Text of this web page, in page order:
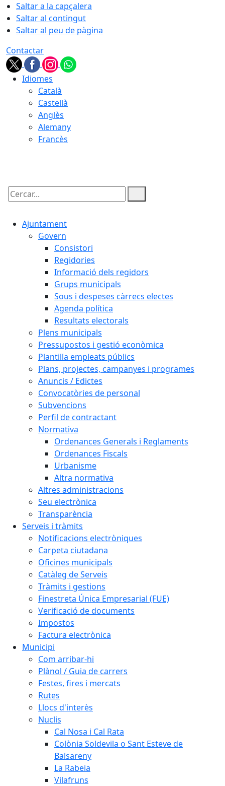
Saltar a la capçalera
Saltar al contingut
Saltar al peu de pàgina
Contactar
Idiomes
Català
Castellà
Anglès
Alemany
Francès
Cercar:
Ajuntament
Govern
Consistori
Regidories
Informació dels regidors
Grups municipals
Sous i despeses càrrecs electes
Agenda política
Resultats electorals
Plens municipals
Pressupostos i gestió econòmica
Plantilla empleats públics
Plans, projectes, campanyes i programes
Anuncis / Edictes
Convocatòries de personal
Subvencions
Perfil de contractant
Normativa
Ordenances Generals i Reglaments
Ordenances Fiscals
Urbanisme
Altra normativa
Altres administracions
Seu electrònica
Transparència
Serveis i tràmits
Notificacions electròniques
Carpeta ciutadana
Oficines municipals
Catàleg de Serveis
Tràmits i gestions
Finestreta Única Empresarial (FUE)
Verificació de documents
Impostos
Factura electrònica
Municipi
Com arribar-hi
Plànol / Guia de carrers
Festes, fires i mercats
Rutes
Llocs d'interès
Nuclis
Cal Nosa i Cal Rata
Colònia Soldevila o Sant Esteve de
Balsareny
La Rabeia
Vilafruns